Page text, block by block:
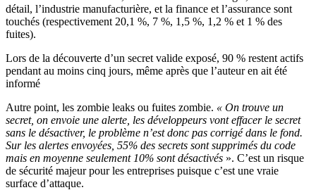
détail, l’industrie manufacturière, et la finance et l’assurance sont
touchés (respectivement 20,1 %, 7 %, 1,5 %, 1,2 % et 1 % des
fuites).
Lors de la découverte d’un secret valide exposé, 90 % restent actifs
pendant au moins cinq jours, même après que l’auteur en ait été
informé
Autre point, les zombie leaks ou fuites zombie. « On trouve un
secret, on envoie une alerte, les développeurs vont effacer le secret
sans le désactiver, le problème n’est donc pas corrigé dans le fond.
Sur les alertes envoyées, 55% des secrets sont supprimés du code
mais en moyenne seulement 10% sont désactivés ». C’est un risque
de sécurité majeur pour les entreprises puisque c’est une vraie
surface d’attaque.